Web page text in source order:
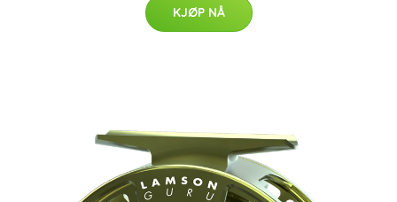
KJØP NÅ